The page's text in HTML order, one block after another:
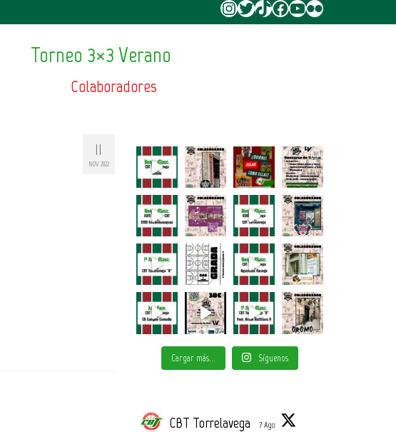
Instagram
Twitter
TikTokFacebook
YouTube
Flickr
Torneo 3×3 Verano
Colaboradores
11
NOV 2022
Cargar más... Síguenos
CBT Torrelavega 7 Ago